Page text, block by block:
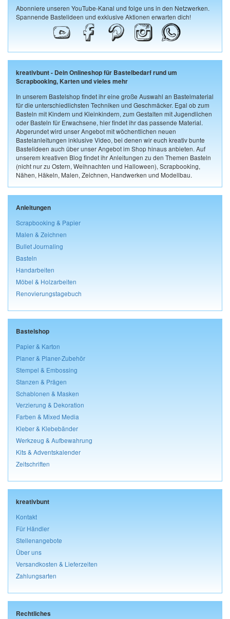
Abonniere unseren YouTube-Kanal und folge uns in den Netzwerken.
Spannende Bastelideen und exklusive Aktionen erwarten dich!
kreativbunt - Dein Onlineshop für Bastelbedarf rund um
Scrapbooking, Karten und vieles mehr
In unserem Bastelshop findet ihr eine große Auswahl an Bastelmaterial
für die unterschiedlichsten Techniken und Geschmäcker. Egal ob zum
Basteln mit Kindern und Kleinkindern, zum Gestalten mit Jugendlichen
oder Basteln für Erwachsene, hier findet ihr das passende Material.
Abgerundet wird unser Angebot mit wöchentlichen neuen
Bastelanleitungen inklusive Video, bei denen wir euch kreativ bunte
Bastelideen auch über unser Angebot im Shop hinaus anbieten. Auf
unserem kreativen Blog findet ihr Anleitungen zu den Themen Basteln
(nicht nur zu Ostern, Weihnachten und Halloween), Scrapbooking,
Nähen, Häkeln, Malen, Zeichnen, Handwerken und Modellbau.
Anleitungen
Scrapbooking & Papier
Malen & Zeichnen
Bullet Journaling
Basteln
Handarbeiten
Möbel & Holzarbeiten
Renovierungstagebuch
Bastelshop
Papier & Karton
Planer & Planer-Zubehör
Stempel & Embossing
Stanzen & Prägen
Schablonen & Masken
Verzierung & Dekoration
Farben & Mixed Media
Kleber & Klebebänder
Werkzeug & Aufbewahrung
Kits & Adventskalender
Zeitschriften
kreativbunt
Kontakt
Für Händler
Stellenangebote
Über uns
Versandkosten & Lieferzeiten
Zahlungsarten
Rechtliches